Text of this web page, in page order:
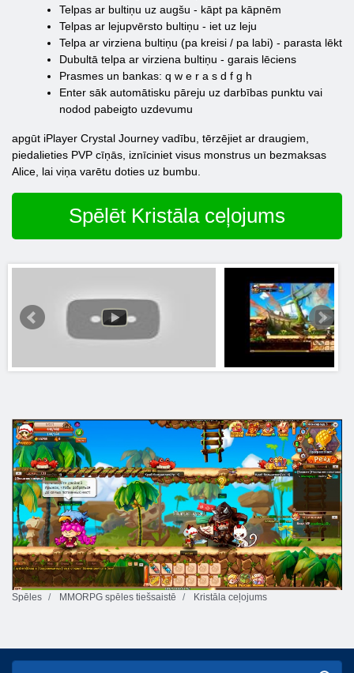
Telpas ar bultiņu uz augšu - kāpt pa kāpnēm
Telpas ar lejupvērsto bultiņu - iet uz leju
Telpa ar virziena bultiņu (pa kreisi / pa labi) - parasta lēkt
Dubultā telpa ar virziena bultiņu - garais lēciens
Prasmes un bankas: q w e r a s d f g h
Enter sāk automātisku pāreju uz darbības punktu vai
nodod pabeigto uzdevumu
apgūt iPlayer Crystal Journey vadību, tērzējiet ar draugiem,
piedalieties PVP cīņās, iznīciniet visus monstrus un bezmaksas
Alice, lai viņa varētu doties uz bumbu.
Spēlēt Kristāla ceļojums
Spēles MMORPG spēles tiešsaistē Kristāla ceļojums